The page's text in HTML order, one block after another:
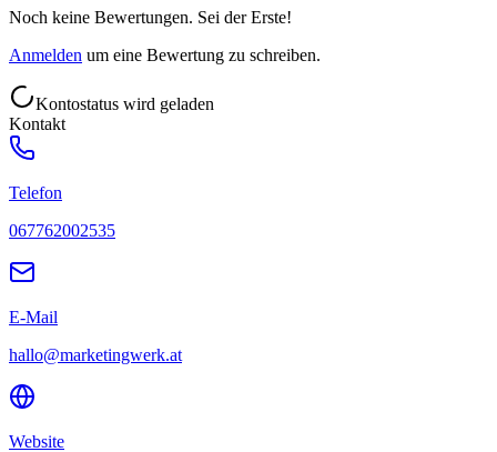
Noch keine Bewertungen. Sei der Erste!
Anmelden um eine Bewertung zu schreiben.
Kontostatus wird geladen
Kontakt
Telefon
067762002535
E-Mail
hallo@marketingwerk.at
Website